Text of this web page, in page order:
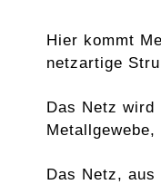
Hier kommt
netzartige
Das Netz wird
Das Netz, aus